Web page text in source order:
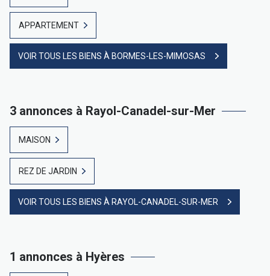
APPARTEMENT
VOIR TOUS LES BIENS À BORMES-LES-MIMOSAS
3 annonces à Rayol-Canadel-sur-Mer
MAISON
REZ DE JARDIN
VOIR TOUS LES BIENS À RAYOL-CANADEL-SUR-MER
1 annonces à Hyères